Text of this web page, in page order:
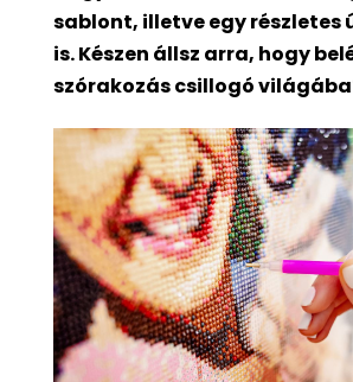
sablont, illetve egy
is. Készen állsz arra, hogy
szórakozás csillogó